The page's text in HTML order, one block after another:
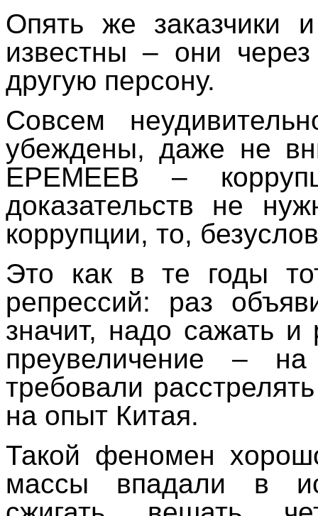
Опять же заказчики
известны – они
другую персону.
Совсем
убеждены, даже не
ЕРЕМЕЕВ –
доказательств не
коррупции, то,
Это как в те годы
репрессий: раз
значит, надо сажать и
преувеличение –
требовали
на опыт Китая.
Такой феномен
массы впадали в